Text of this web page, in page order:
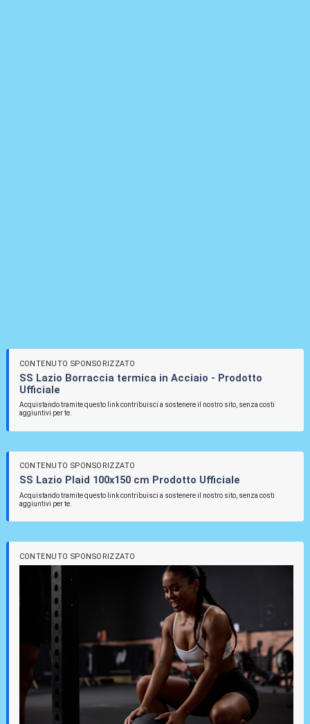
CONTENUTO SPONSORIZZATO
SS Lazio Borraccia termica in Acciaio - Prodotto
Ufficiale
Acquistando tramite questo link contribuisci a sostenere il nostro sito, senza costi
aggiuntivi per te.
CONTENUTO SPONSORIZZATO
SS Lazio Plaid 100x150 cm Prodotto Ufficiale
Acquistando tramite questo link contribuisci a sostenere il nostro sito, senza costi
aggiuntivi per te.
CONTENUTO SPONSORIZZATO